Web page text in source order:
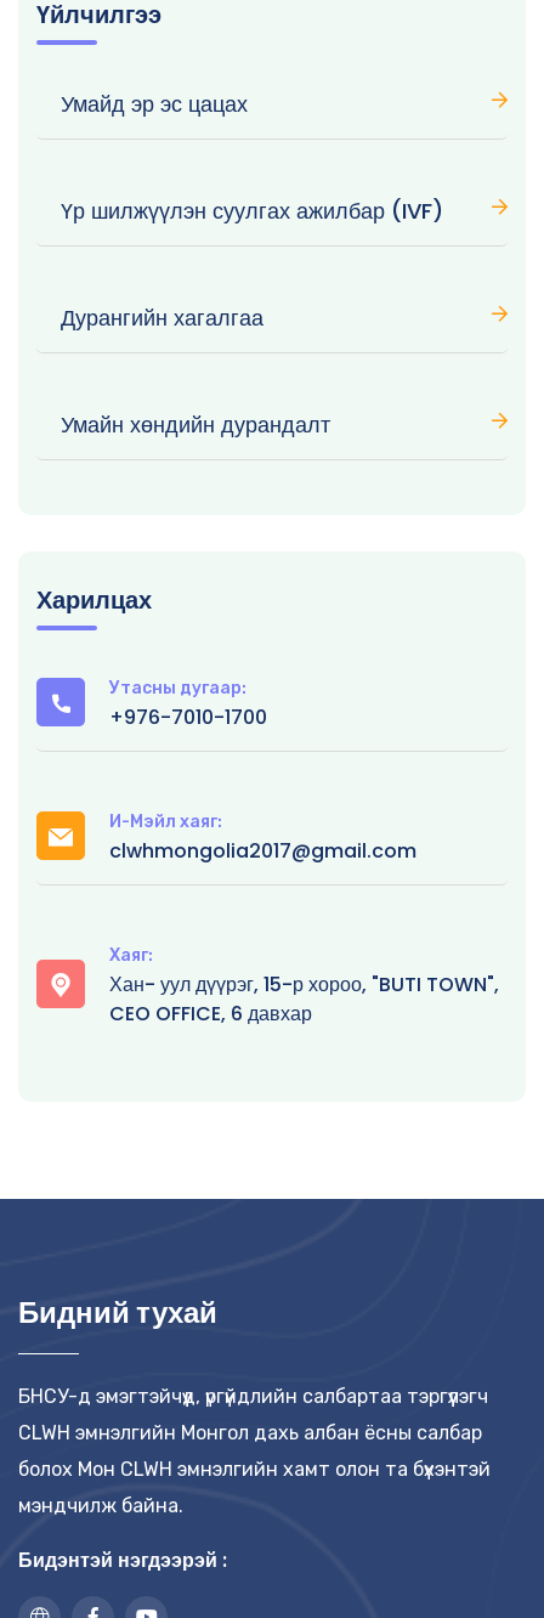
Үйлчилгээ
Умайд эр эс цацах
Үр шилжүүлэн суулгах ажилбар (IVF)
Дурангийн хагалгаа
Умайн хөндийн дурандалт
Харилцах
Утасны дугаар:
+976-7010-1700
И-Мэйл хаяг:
clwhmongolia2017@gmail.com
Хаяг:
Хан- уул дүүрэг, 15-р хороо, "BUTI TOWN",
CEO OFFICE, 6 давхар
Бидний тухай
БНСУ-д эмэгтэйчүүд, үргүйдлийн салбартаа тэргүүлэгч
CLWH эмнэлгийн Монгол дахь албан ёсны салбар
болох Мон CLWH эмнэлгийн хамт олон та бүхэнтэй
мэндчилж байна.
Бидэнтэй нэгдээрэй :